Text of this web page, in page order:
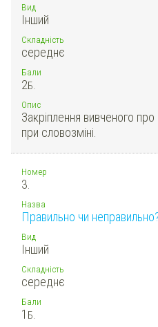
Вид
Інший
Складність
середнє
Бали
2Б.
Опис
Закріплення вивченого
при словозміні.
Номер
3.
Назва
Правильно чи
Вид
Інший
Складність
середнє
Бали
1 Б.